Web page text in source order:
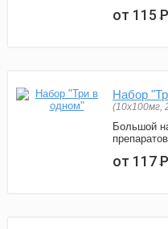
от 115Р
Набор
(10x100мг,
Большой
от 117Р